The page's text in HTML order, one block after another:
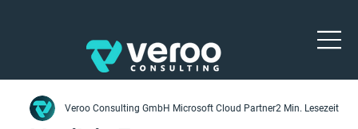
Veroo Consulting GmbH Microsoft Cloud Partner2 Min. Lesezeit